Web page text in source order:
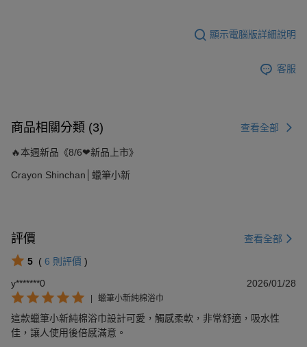
顯示電腦版詳細說明
客服
商品相關分類 (3) 查看全部
🔥本週新品《8/6❤新品上市》
Crayon Shinchan│蠟筆小新
評價 查看全部
5 ( 6 則評價 )
y*******0
2026/01/28
| 蠟筆小新純棉浴巾
這款蠟筆小新純棉浴巾設計可愛，觸感柔軟，非常舒適，吸水性
佳，讓人使用後倍感滿意。